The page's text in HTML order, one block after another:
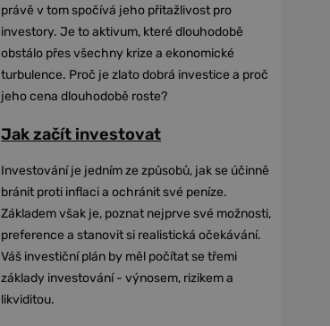
právě v tom spočívá jeho přitažlivost pro
investory. Je to aktivum, které dlouhodobě
obstálo přes všechny krize a ekonomické
turbulence. Proč je zlato dobrá investice a proč
jeho cena dlouhodobě roste?
Jak začít investovat
Investování je jedním ze způsobů, jak se účinně
bránit proti inflaci a ochránit své peníze.
Základem však je, poznat nejprve své možnosti,
preference a stanovit si realistická očekávání.
Váš investiční plán by měl počítat se třemi
základy investování - výnosem, rizikem a
likviditou.